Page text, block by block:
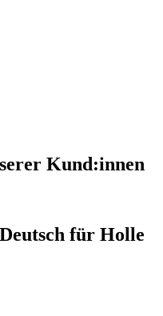
Kund:innen
für Holle